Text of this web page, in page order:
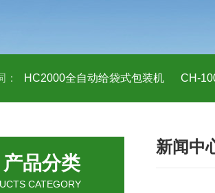
： HC2000全自动给袋式包装机 CH-
新闻中
产品分类
CATEGORY